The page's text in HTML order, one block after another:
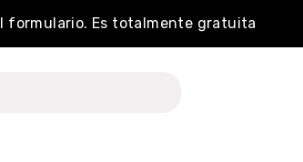
formulario. Es totalmente gratuita